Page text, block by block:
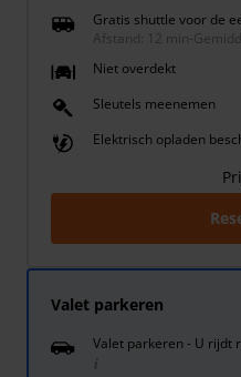
Gratis shuttle voor de
Afstand: 12 min
Niet overdekt
Sleutels meenemen
Elektrisch opladen
Valet parkeren
Valet parkeren - U rijdt